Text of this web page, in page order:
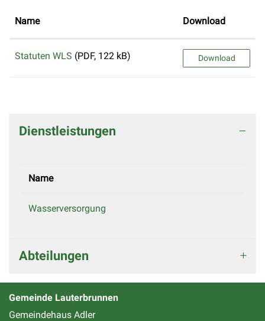
Name Download
Statuten WLS (PDF, 122 kB) Download
Dienstleistungen
Name
Wasserversorgung
Abteilungen
Gemeinde Lauterbrunnen
Gemeindehaus Adler